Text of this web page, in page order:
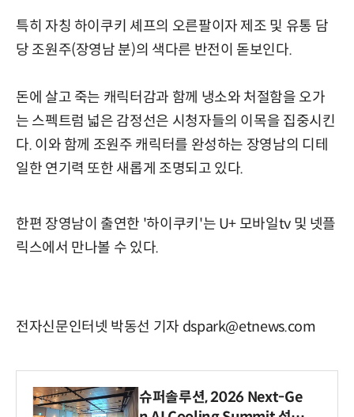
특히 자칭 하이쿠키 셰프의 오른팔이자 제조 및 유통 담
당 조원주(장영남 분)의 색다른 반전이 돋보인다.
돈에 살고 죽는 캐릭터감과 함께 냉소와 처절함을 오가
는 스펙트럼 넓은 감정선은 시청자들의 이목을 집중시킨
다. 이와 함께 조원주 캐릭터를 완성하는 장영남의 디테
일한 연기력 또한 새롭게 조명되고 있다.
한편 장영남이 출연한 '하이쿠키'는 U+ 모바일tv 및 넷플
릭스에서 만나볼 수 있다.
전자신문인터넷 박동선 기자 dspark@etnews.com
슈퍼솔루션, 2026 Next-Ge